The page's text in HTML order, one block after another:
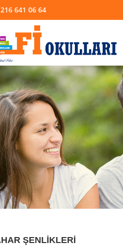
641 06 64
ŞENLIKLERI